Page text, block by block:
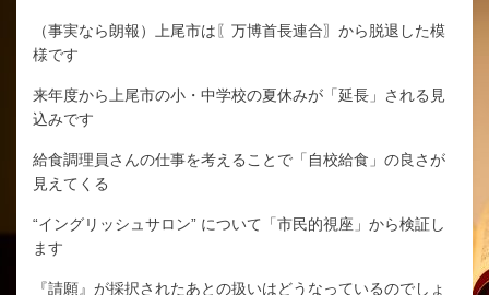
（事実なら朗報）上尾市は〖万博首長連合〗から脱退した模
様です
来年度から上尾市の小・中学校の夏休みが「延長」される見
込みです
給食調理員さんの仕事を考えることで「自校給食」の良さが
見えてくる
“イングリッシュサロン” について「市民的視座」から検証し
ます
『請願』が採択されたあとの扱いはどうなっているのでしょ